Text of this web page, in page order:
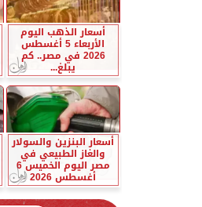
أسعار الذهب اليوم
الأربعاء 5 أغسطس
2026 في مصر.. كم
يبلغ...
أسعار البنزين والسولار
والغاز الطبيعي في
مصر اليوم الخميس 6
أغسطس 2026